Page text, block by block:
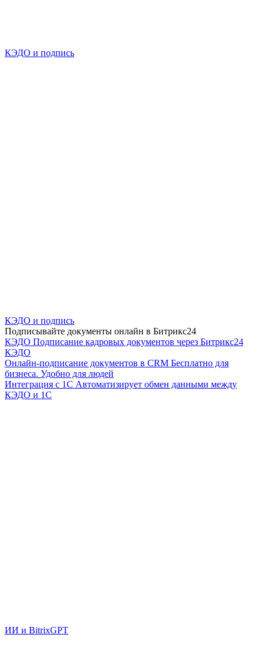
КЭДО и подпись
КЭДО и подпись
Подписывайте документы онлайн в Битрикс24
КЭДО Подписание кадровых документов через Битрикс24
КЭДО
Онлайн-подписание документов в CRM Бесплатно для
бизнеса. Удобно для людей
Интеграция с 1С Автоматизирует обмен данными между
КЭДО и 1С
ИИ и BitrixGPT